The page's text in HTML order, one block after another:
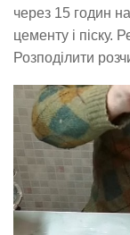
через 15 годин
цементу і піску.
Розподілити